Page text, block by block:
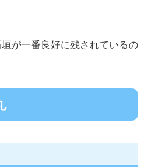
が一番良好に残されているの